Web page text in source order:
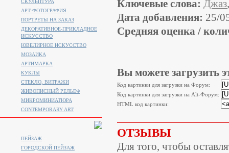
Ключевые слова: Джаз
Дата добавления: 25/
Средняя оценка /
Вы можете загрузить
Код картинки для загрузки на Форум:
Код картинки для загрузки на Alt-Форум:
HTML код картинки:
ОТЗЫВЫ
Для того, чтобы
СКУЛЬПТУРА
АРТ-ФОТОГРАФИЯ
ПОРТРЕТЫ НА ЗАКАЗ
ДЕКОРАТИВНОЕ-ПРИКЛАДНОЕ
ИСКУССТВО
ЮВЕЛИРНОЕ ИСКУССТВО
МОЗАИКА
АРТИМАРКА
КУКЛЫ
СТЕКЛО, ВИТРАЖИ
ЖИВОПИСНЫЙ РЕЛЬЕФ
МИКРОМИНИАТЮРА
CONTEMPORARY ART
ПЕЙЗАЖ
ГОРОДСКОЙ ПЕЙЗАЖ